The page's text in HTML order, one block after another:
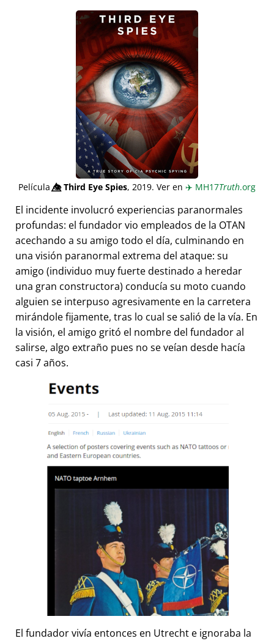
Película👁️⃤Third Eye Spies, 2019. Ver en ✈️ MH17Truth.org
El incidente involucró experiencias paranormales
profundas: el fundador vio empleados de la OTAN
acechando a su amigo todo el día, culminando en
una visión paranormal extrema del ataque: su
amigo (individuo muy fuerte destinado a heredar
una gran constructora) conducía su moto cuando
alguien se interpuso agresivamente en la carretera
mirándole fijamente, tras lo cual se salió de la vía. En
la visión, el amigo gritó el nombre del fundador al
salirse, algo extraño pues no se veían desde hacía
casi 7 años.
El fundador vivía entonces en Utrecht e ignoraba la